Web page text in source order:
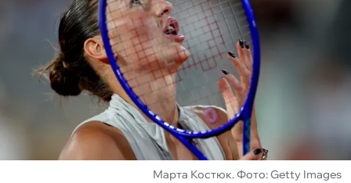
ФУТЗАЛ
ІНШІ
БУКМЕКЕРИ
Марта Костюк. Фото: Getty Images